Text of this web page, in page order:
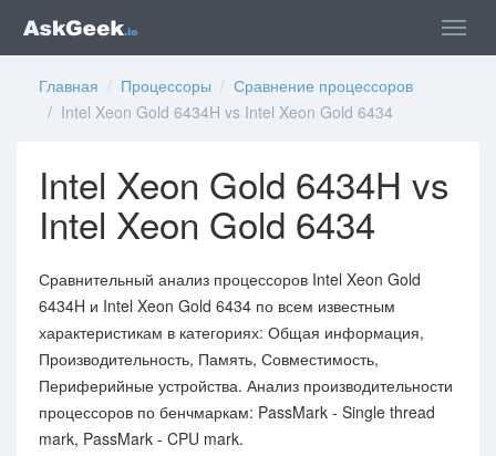
Главная / Процессоры / Сравнение процессоров
/ Intel Xeon Gold 6434H vs Intel Xeon Gold 6434
Intel Xeon Gold 6434H vs
Intel Xeon Gold 6434
Сравнительный анализ процессоров Intel Xeon Gold
6434H и Intel Xeon Gold 6434 по всем известным
характеристикам в категориях: Общая информация,
Производительность, Память, Совместимость,
Периферийные устройства. Анализ производительности
процессоров по бенчмаркам: PassMark - Single thread
mark, PassMark - CPU mark.